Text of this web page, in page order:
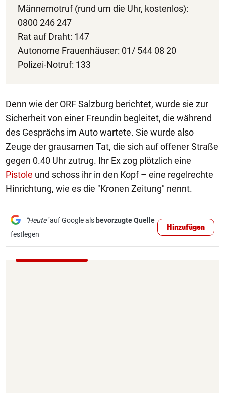
Männernotruf (rund um die Uhr, kostenlos):
0800 246 247
Rat auf Draht: 147
Autonome Frauenhäuser: 01/ 544 08 20
Polizei-Notruf: 133
Denn wie der ORF Salzburg berichtet, wurde sie zur
Sicherheit von einer Freundin begleitet, die während
des Gesprächs im Auto wartete. Sie wurde also
Zeuge der grausamen Tat, die sich auf offener Straße
gegen 0.40 Uhr zutrug. Ihr Ex zog plötzlich eine
Pistole und schoss ihr in den Kopf – eine regelrechte
Hinrichtung, wie es die "Kronen Zeitung" nennt.
"Heute"auf Google als bevorzugte Quelle
festlegen
Hinzufügen